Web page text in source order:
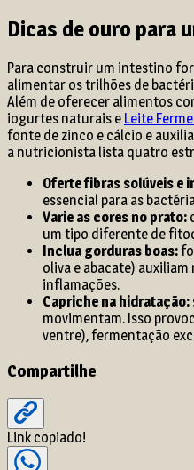
Dicas de ouro para
Para construir um intestino
alimentar os trilhões de
Além de oferecer alimentos
iogurtes naturais e Leite
fonte de zinco e cálcio e
a nutricionista lista quatro
Oferte fibras solúveis e
essencial para as
Varie as cores no prato:
um tipo diferente de
Inclua gorduras boas:
oliva e abacate)
inflamações.
Capriche na hidratação:
movimentam. Isso
ventre), fermentação
Compartilhe
Link copiado!